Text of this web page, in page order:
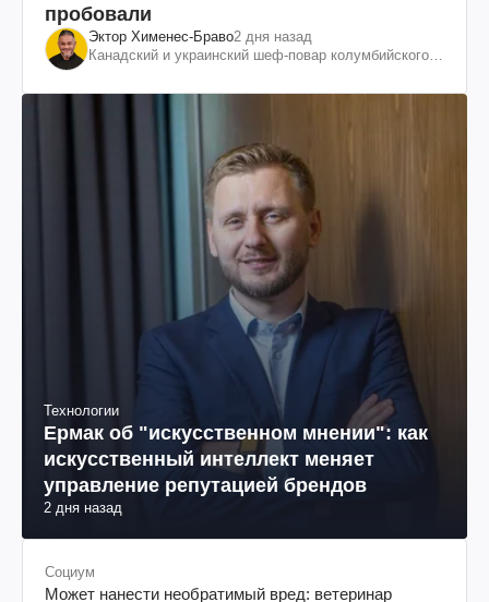
пробовали
Эктор Хименес-Браво2 дня назад
Канадский и украинский шеф-повар колумбийского
Технологии
Ермак об "искусственном мнении": как
искусственный интеллект меняет
управление репутацией брендов
2 дня назад
Социум
Может нанести необратимый вред: ветеринар